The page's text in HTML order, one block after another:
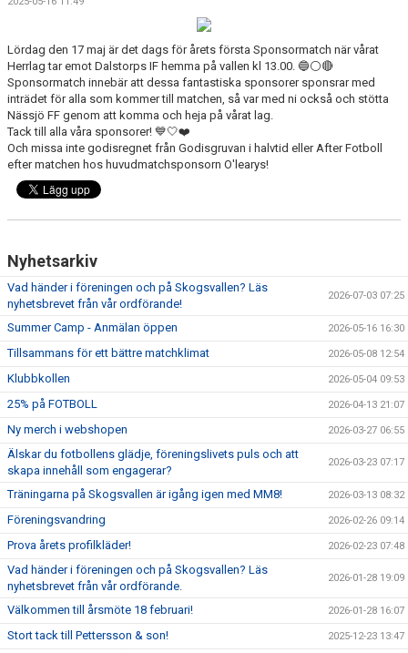
TRYGG FOTBOLL
VÅRA LAG/TRÄNARE - KONTAKTUPPGIFTER
ORGANISATION
DOKUMENT
Lördag den 17 maj är det dags för årets första Sponsormatch när vårat
Herrlag tar emot Dalstorps IF hemma på vallen kl 13.00. 🔵⚪️🔴
Sponsormatch innebär att dessa fantastiska sponsorer sponsrar med
inträdet för alla som kommer till matchen, så var med ni också och stötta
Nässjö FF genom att komma och heja på vårat lag.
Tack till alla våra sponsorer! 💙🤍❤️
Och missa inte godisregnet från Godisgruvan i halvtid eller After Fotboll
efter matchen hos huvudmatchsponsorn O'learys!
Nyhetsarkiv
Vad händer i föreningen och på Skogsvallen? Läs
nyhetsbrevet från vår ordförande!
2026-07-03 07:25
Summer Camp - Anmälan öppen 2026-05-16 16:30
Tillsammans för ett bättre matchklimat 2026-05-08 12:54
Klubbkollen 2026-05-04 09:53
25% på FOTBOLL 2026-04-13 21:07
Ny merch i webshopen 2026-03-27 06:55
Älskar du fotbollens glädje, föreningslivets puls och att
skapa innehåll som engagerar?
2026-03-23 07:17
Träningarna på Skogsvallen är igång igen med MM8! 2026-03-13 08:32
Föreningsvandring 2026-02-26 09:14
Prova årets profilkläder! 2026-02-23 07:48
Vad händer i föreningen och på Skogsvallen? Läs
nyhetsbrevet från vår ordförande.
2026-01-28 19:09
Välkommen till årsmöte 18 februari! 2026-01-28 16:07
Stort tack till Pettersson & son! 2025-12-23 13:47